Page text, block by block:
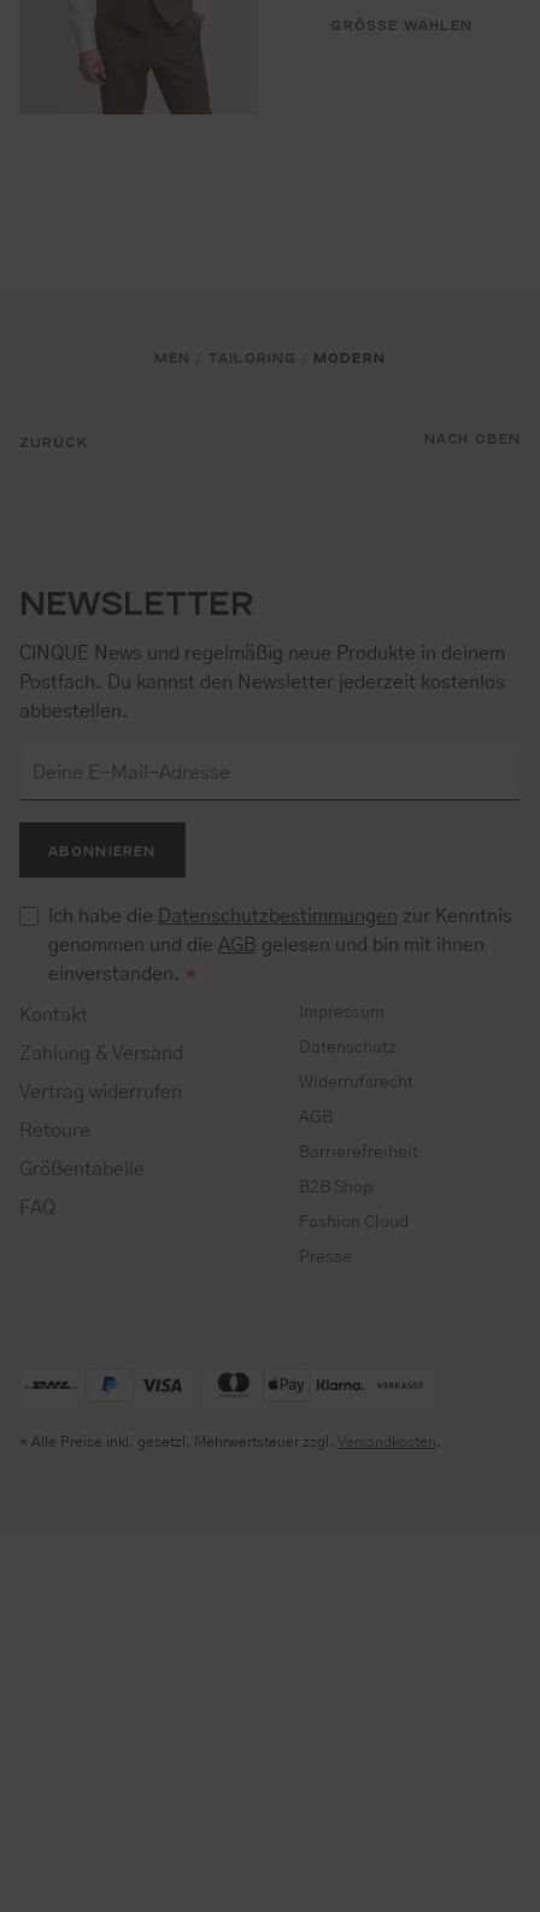
GRÖSSE WÄHLEN
ZURÜCK
MEN TAILORING MODERN
NACH OBEN
NEWSLETTER
CINQUE News und regelmäßig neue Produkte in deinem
Postfach. Du kannst den Newsletter jederzeit kostenlos
abbestellen.
ABONNIEREN
Ich habe die Datenschutzbestimmungen zur Kenntnis
genommen und die AGB gelesen und bin mit ihnen
einverstanden. *
Kontakt
Zahlung & Versand
Vertrag widerrufen
Retoure
Größentabelle
FAQ
Impressum
Datenschutz
Widerrufsrecht
AGB
Barrierefreiheit
B2B Shop
Fashion Cloud
Presse
* Alle Preise inkl. gesetzl. Mehrwertsteuer zzgl. Versandkosten